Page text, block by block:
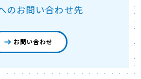
のお問い合わせ先
お問い合わせ